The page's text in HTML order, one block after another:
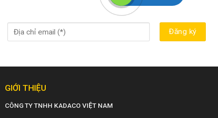
GIỚI THIỆU
CÔNG TY TNHH KADACO VIỆT NAM